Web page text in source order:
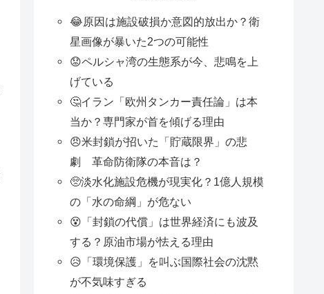
😂原因は施設破損か意図的放出か？衛
星画像が暴いた2つの可能性
😟ペルシャ湾の生態系が今、悲鳴を上
げている
🤔イラン「欧州タンカー責任論」は本
当か？専門家が首を傾げる理由
😠米封鎖が招いた「貯蔵限界」の悲
劇 革命防衛隊の本音は？
🥺淡水化施設危機が現実化？1億人規模
の「水の命綱」が危ない
😵「封鎖の代償」は世界経済にも波及
する？原油市場が怯える理由
😥「環境保護」を叫ぶ国際社会の沈黙
が不気味すぎる